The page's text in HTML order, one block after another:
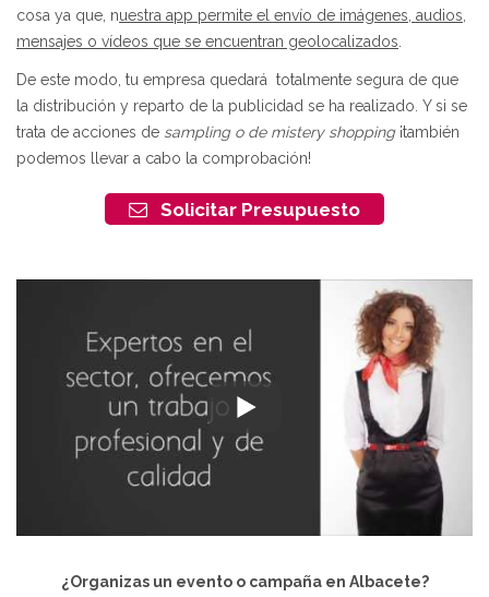
cosa ya que, nuestra app permite el envío de imágenes, audios,
mensajes o vídeos que se encuentran geolocalizados
De este modo, tu empresa quedará totalmente segura de que
la distribución y reparto de la publicidad se ha realizado. Y si se
trata de acciones de sampling o de mistery shopping¡también
podemos llevar a cabo la comprobación!
Solicitar Presupuesto
¿Organizas un evento o campaña en Albacete?